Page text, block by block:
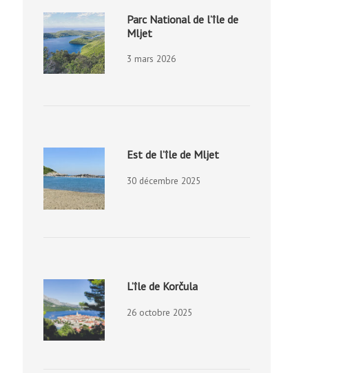
Parc National de l’île de
Mljet
3 mars 2026
Est de l’île de Mljet
30 décembre 2025
L’île de Korčula
26 octobre 2025